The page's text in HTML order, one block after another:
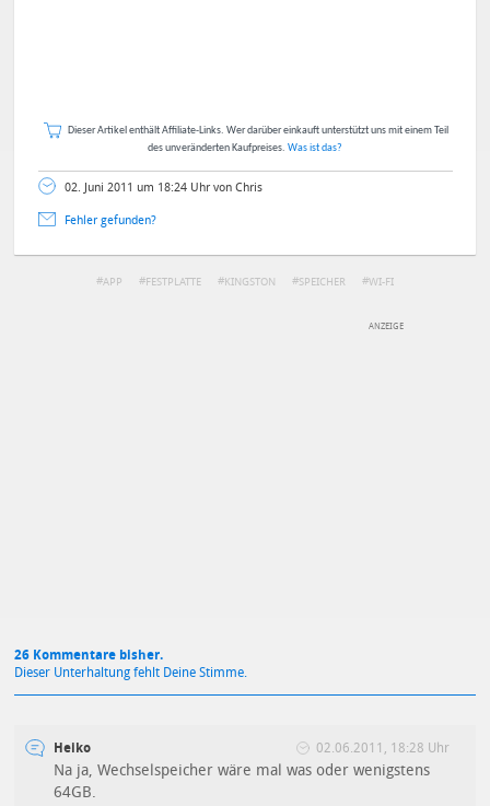
Dieser Artikel enthält Affiliate-Links. Wer darüber einkauft unterstützt uns mit einem Teil
des unveränderten Kaufpreises. Was ist das?
02. Juni 2011 um 18:24 Uhr von Chris
Fehler gefunden?
APP FESTPLATTE KINGSTON SPEICHER WI-FI
26 Kommentare bisher.
Dieser Unterhaltung fehlt Deine Stimme.
Heiko 02.06.2011, 18:28 Uhr
Na ja, Wechselspeicher wäre mal was oder wenigstens
64GB.